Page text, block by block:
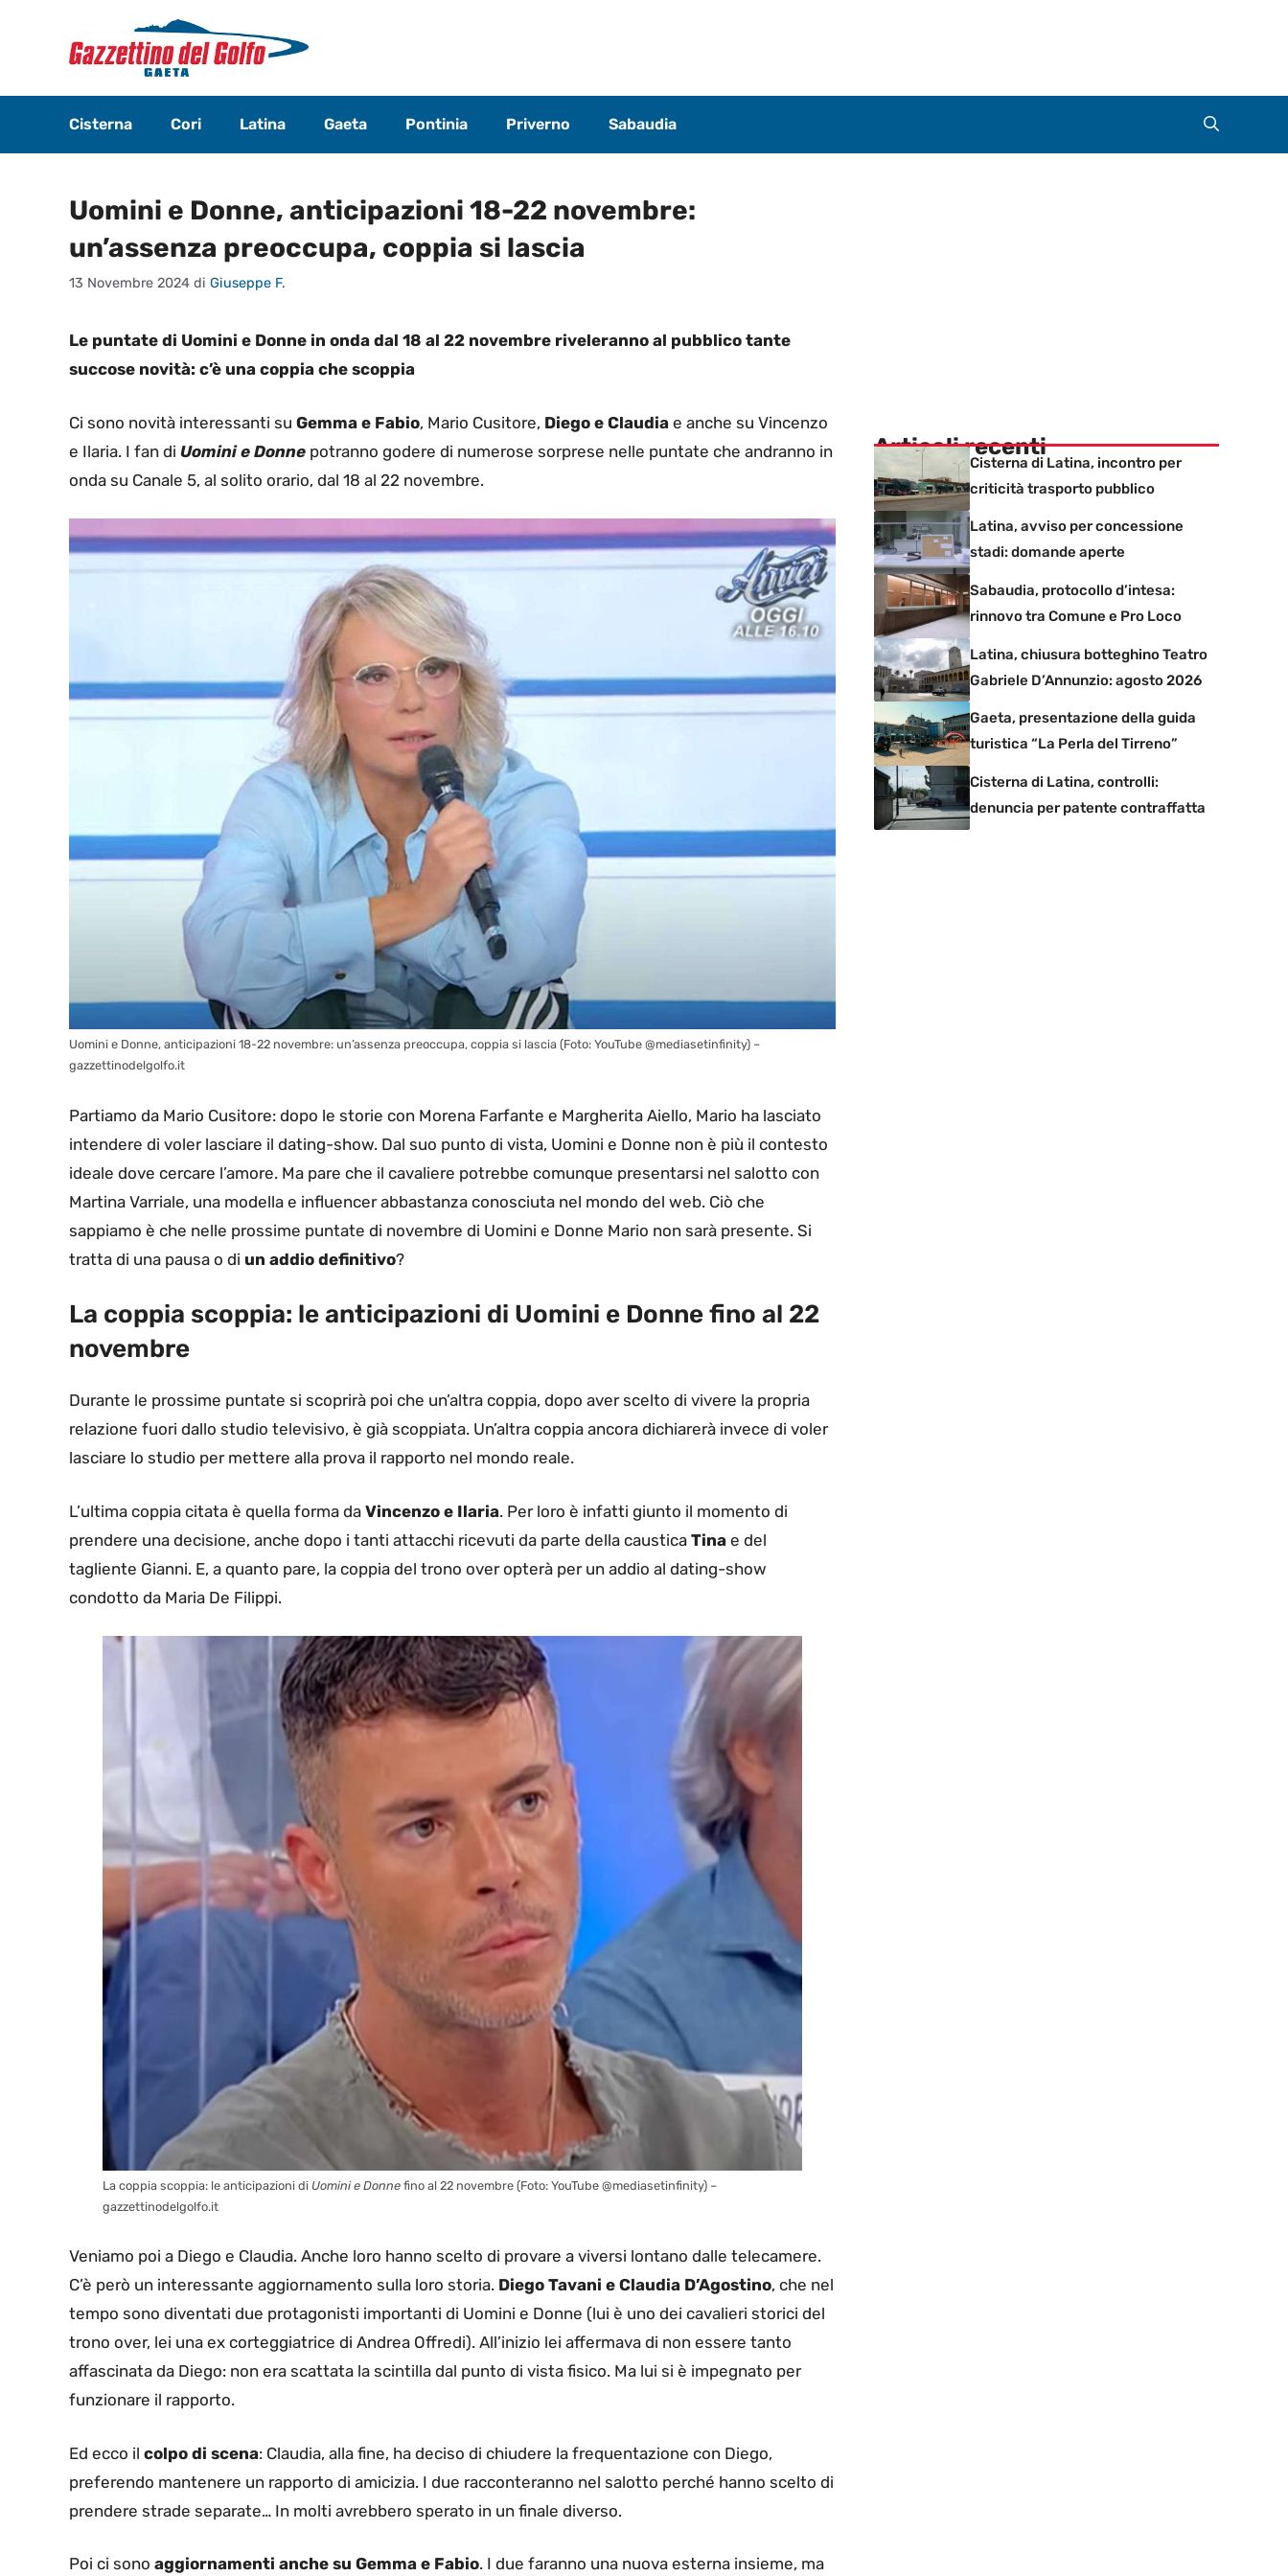
contenuto
Cisterna Cori Latina Gaeta Pontinia Priverno Sabaudia
Uomini e Donne, anticipazioni 18-22 novembre:
un’assenza preoccupa, coppia si lascia
13 Novembre 2024 di Giuseppe F.
Le puntate di Uomini e Donne in onda dal 18 al 22 novembre riveleranno al pubblico tante
succose novità: c’è una coppia che scoppia
Ci sono novità interessanti su Gemma e Fabio, Mario Cusitore, Diego e Claudia e anche su Vincenzo
e Ilaria. I fan di Uomini e Donne potranno godere di numerose sorprese nelle puntate che andranno in
onda su Canale 5, al solito orario, dal 18 al 22 novembre.
Uomini e Donne, anticipazioni 18-22 novembre: un’assenza preoccupa, coppia si lascia (Foto: YouTube @mediasetinfinity) –
gazzettinodelgolfo.it
Partiamo da Mario Cusitore: dopo le storie con Morena Farfante e Margherita Aiello, Mario ha lasciato
intendere di voler lasciare il dating-show. Dal suo punto di vista, Uomini e Donne non è più il contesto
ideale dove cercare l’amore. Ma pare che il cavaliere potrebbe comunque presentarsi nel salotto con
Martina Varriale, una modella e influencer abbastanza conosciuta nel mondo del web. Ciò che
sappiamo è che nelle prossime puntate di novembre di Uomini e Donne Mario non sarà presente. Si
tratta di una pausa o di un addio definitivo?
La coppia scoppia: le anticipazioni di Uomini e Donne fino al 22
novembre
Durante le prossime puntate si scoprirà poi che un’altra coppia, dopo aver scelto di vivere la propria
relazione fuori dallo studio televisivo, è già scoppiata. Un’altra coppia ancora dichiarerà invece di voler
lasciare lo studio per mettere alla prova il rapporto nel mondo reale.
L’ultima coppia citata è quella forma da Vincenzo e Ilaria. Per loro è infatti giunto il momento di
prendere una decisione, anche dopo i tanti attacchi ricevuti da parte della caustica Tina e del
tagliente Gianni. E, a quanto pare, la coppia del trono over opterà per un addio al dating-show
condotto da Maria De Filippi.
La coppia scoppia: le anticipazioni di Uomini e Donne fino al 22 novembre (Foto: YouTube @mediasetinfinity) –
gazzettinodelgolfo.it
Veniamo poi a Diego e Claudia. Anche loro hanno scelto di provare a viversi lontano dalle telecamere.
C’è però un interessante aggiornamento sulla loro storia. Diego Tavani e Claudia D’Agostino, che nel
tempo sono diventati due protagonisti importanti di Uomini e Donne (lui è uno dei cavalieri storici del
trono over, lei una ex corteggiatrice di Andrea Offredi). All’inizio lei affermava di non essere tanto
affascinata da Diego: non era scattata la scintilla dal punto di vista fisico. Ma lui si è impegnato per
funzionare il rapporto.
Ed ecco il colpo di scena: Claudia, alla fine, ha deciso di chiudere la frequentazione con Diego,
preferendo mantenere un rapporto di amicizia. I due racconteranno nel salotto perché hanno scelto di
prendere strade separate… In molti avrebbero sperato in un finale diverso.
Poi ci sono aggiornamenti anche su Gemma e Fabio. I due faranno una nuova esterna insieme, ma
Articoli recenti
Cisterna di Latina, incontro per
criticità trasporto pubblico
Latina, avviso per concessione
stadi: domande aperte
Sabaudia, protocollo d’intesa:
rinnovo tra Comune e Pro Loco
Latina, chiusura botteghino Teatro
Gabriele D’Annunzio: agosto 2026
Gaeta, presentazione della guida
turistica “La Perla del Tirreno”
Cisterna di Latina, controlli:
denuncia per patente contraffatta